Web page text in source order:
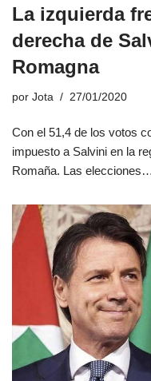
La izquierda
derecha de
Romagna
por Jota 27/01/2020
Con el 51,4 de los votos
impuesto a Salvini en la
Romaña. Las elecciones…